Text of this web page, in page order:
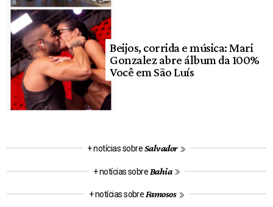
Beijos, corrida e música: Mari
Gonzalez abre álbum da 100%
Você em São Luís
+ notícias sobreSalvador
+ notícias sobre Bahia
+ notícias sobre Famosos